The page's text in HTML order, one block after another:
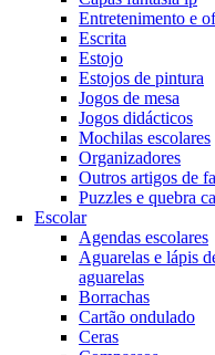
Entretenimento e
Escrita
Estojo
Estojos de pintura
Jogos de mesa
Jogos didácticos
Mochilas escolares
Organizadores
Outros artigos de
Puzzles e quebra
Escolar
Agendas escolares
Aguarelas e lápis
aguarelas
Borrachas
Cartão ondulado
Ceras